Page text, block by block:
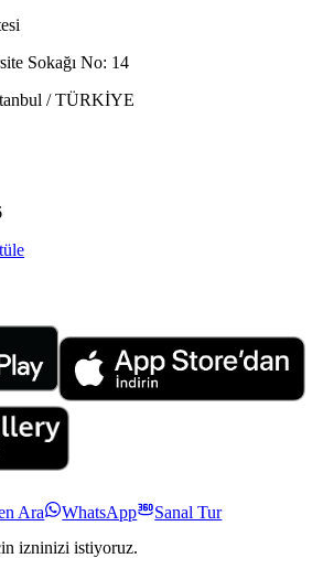
Sokağı No: 14
/ TÜRKİYE
Ara WhatsApp
Sanal Tur
izninizi istiyoruz.